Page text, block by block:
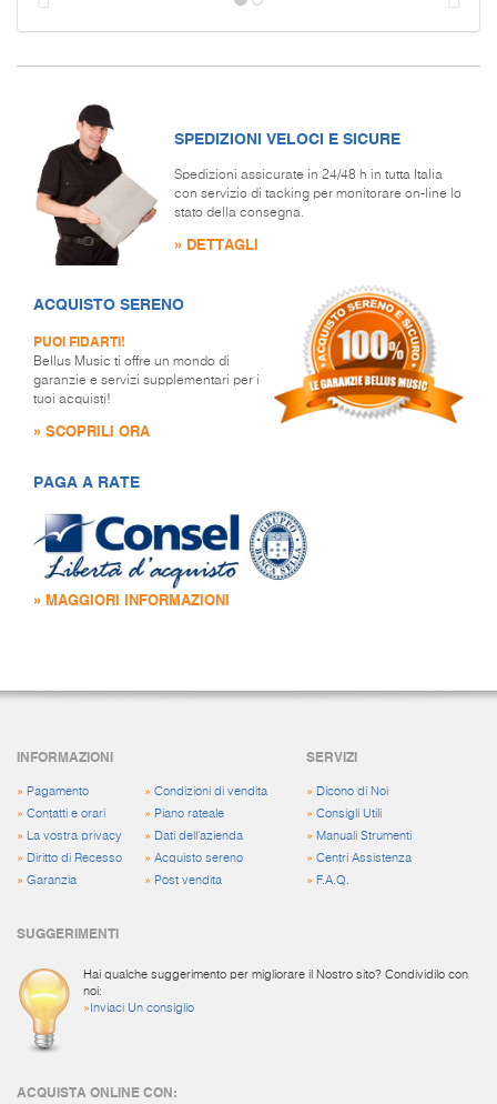
SPEDIZIONI VELOCI E SICURE
Spedizioni assicurate in 24/48 h in tutta Italia
con servizio di tacking per monitorare on-line lo
stato della consegna.
» DETTAGLI
ACQUISTO SERENO
PUOI FIDARTI!
Bellus Music ti offre un mondo di
garanzie e servizi supplementari per i
tuoi acquisti!
» SCOPRILI ORA
PAGA A RATE
» MAGGIORI INFORMAZIONI
INFORMAZIONI
» Pagamento
» Contatti e orari
»
La vostra privacy
» Diritto di Recesso
» Garanzia
» Condizioni di vendita
» Piano rateale
» Dati dell'azienda
» Acquisto sereno
» Post vendita
SERVIZI
» Dicono di Noi
»Consigli Utili
» Manuali Strumenti
»Centri Assistenza
» F.A.Q.
SUGGERIMENTI
Hai qualche suggerimento per migliorare il Nostro sito? Condividilo con
noi:
» Inviaci Un consiglio
ACQUISTA ONLINE CON: